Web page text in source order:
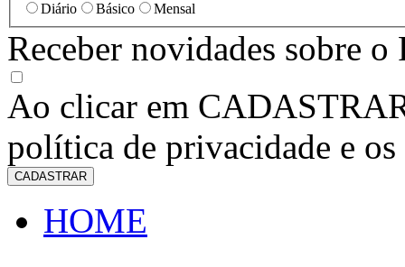
Diário Básico Mensal
Receber novidades sobre
Ao clicar em
política de privacidade e os
CADASTRAR
HOME